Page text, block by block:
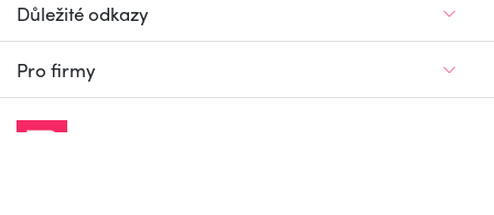
Důležité odkazy
Pro firmy